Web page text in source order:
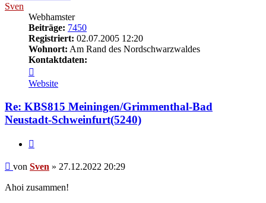
Sven
Webhamster
Beiträge: 7450
Registriert: 02.07.2005 12:20
Wohnort: Am Rand des Nordschwarzwaldes
Kontaktdaten:
von
Sven
Website
Re: KBS815 Meiningen/Grimmenthal-Bad
Neustadt-Schweinfurt(5240)
Beitrag
von Sven » 27.12.2022 20:29
Ahoi zusammen!